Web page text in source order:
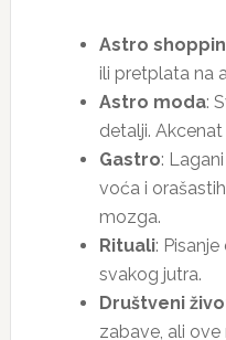
Astro
ili pretplata na
Astro moda:
detalji. Akcenat
Gastro:
voća i
mozga.
Rituali:
svakog jutra.
Društveni
zabave, ali